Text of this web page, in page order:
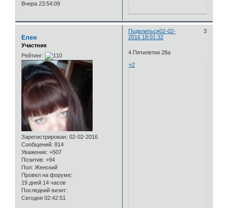
Вчера 23:54:09
Поделиться 3
02-02-
2016 18:01:32
Елен
Участник
Рейтинг:
Зарегистрирован: 02-02-2016
Сообщений: 814
Уважение: +507
Позитив: +94
Пол: Женский
Провел на форуме:
19 дней 14 часов
Последний визит:
Сегодня 02:42:51
4 Пятилетки 28а
+2